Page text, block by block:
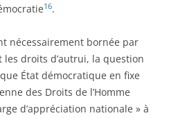
16.
nécessairement bornée par
droits d’autrui, la question
État démocratique en fixe
des Droits de l’Homme
d’appréciation nationale » à